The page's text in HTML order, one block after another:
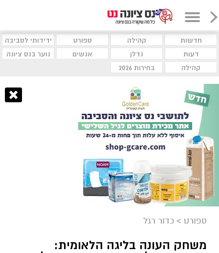
חדשות קהילה ספורט
ידידותי לסביבה
דעות
נדלן אנשים
נוער בנס ציונה
קהילה
בחירות 2026
ספורט > כדור רגל
משחק העונה בליגה הלאומית: